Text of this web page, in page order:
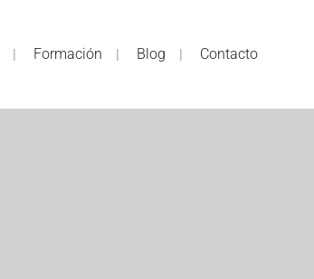
Formación Blog Contacto